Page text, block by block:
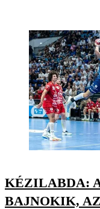
KÉZILABDA:
BAJNOKIK,